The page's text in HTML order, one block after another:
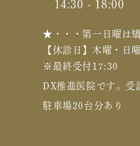
★・・・第一日曜は
【休診日】木曜・日
※最終受付17:30
DX推進医院です。受
駐車場20台分あり